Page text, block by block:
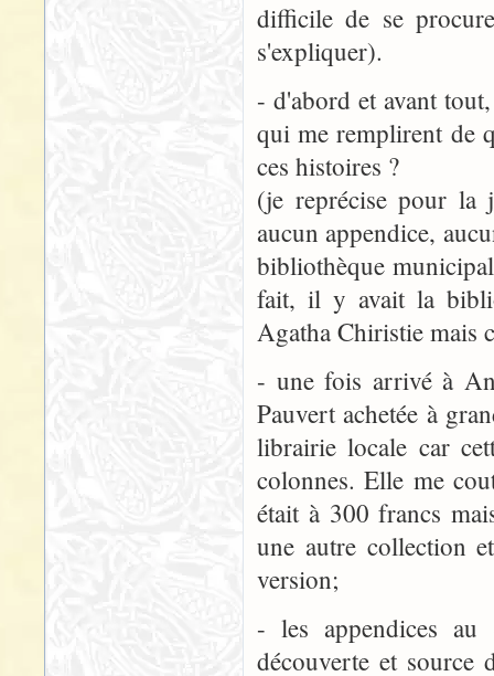
difficile de se
s'expliquer).
- d'abord et avant
qui me remplirent de
ces histoires ?
(je reprécise pour la
aucun appendice,
bibliothèque
fait, il y avait la
Agatha Chiristie mais
- une fois arrivé à
Pauvert achetée à
librairie locale car
colonnes. Elle me
était à 300 francs
une autre collection
version;
- les appendices
découverte et